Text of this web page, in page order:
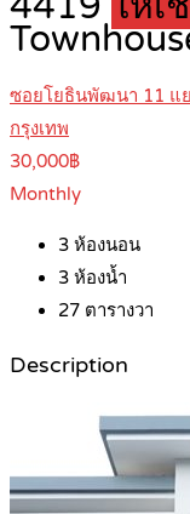
ซอยโยธินพัฒนา 11 แย
กรุงเทพ
30,000฿
Monthly
3 ห้องนอน
3 ห้องน้ำ
27 ตารางวา
Description